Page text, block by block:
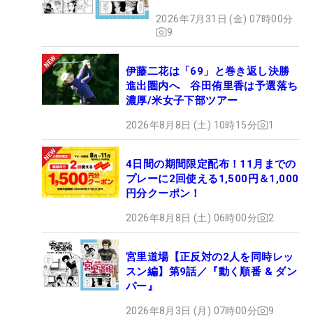
2026年7月31日 (金) 07時00分
9
伊藤二花は「69」と巻き返し決勝
進出圏内へ 谷田侑里香は予選落ち
濃厚/米女子下部ツアー
2026年8月8日 (土) 10時15分 1
4日間の期間限定配布！11月までの
プレーに2回使える1,500円＆1,000
円分クーポン！
2026年8月8日 (土) 06時00分 2
宮里道場【正反対の2人を同時レッ
スン編】第9話／『動く順番 & ダン
パー』
2026年8月3日 (月) 07時00分 9